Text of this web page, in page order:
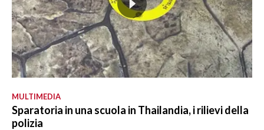
MULTIMEDIA
Sparatoria in una scuola in Thailandia, i rilievi della
polizia